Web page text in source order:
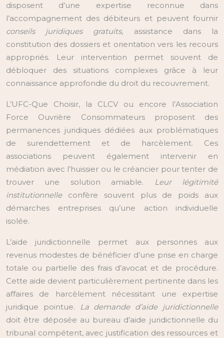
disposent d’une expertise reconnue dans
l’accompagnement des débiteurs et peuvent fournir
conseils juridiques gratuits, assistance dans la
constitution des dossiers et orientation vers les recours
appropriés. Leur intervention permet souvent de
débloquer des situations complexes grâce à leur
connaissance approfondie du droit du recouvrement.
L’UFC-Que Choisir, la CLCV ou encore l’Association
Force Ouvrière Consommateurs proposent des
permanences juridiques dédiées aux problématiques
de surendettement et de harcèlement. Ces
associations peuvent également intervenir en
médiation avec l’huissier ou le créancier pour tenter de
trouver une solution amiable.
Leur légitimité
institutionnelleconfère souvent plus de poids aux
démarches entreprises qu’une action individuelle
isolée.
L’aide juridictionnelle permet aux personnes aux
revenus modestes de bénéficier d’une prise en charge
totale ou partielle des frais d’avocat et de procédure.
Cette aide devient particulièrement pertinente dans les
affaires de harcèlement nécessitant une expertise
juridique pointue.
La demande d’aide juridictionnelle
doit être déposée au bureau d’aide juridictionnelle du
tribunal compétent, avec justification des ressources et